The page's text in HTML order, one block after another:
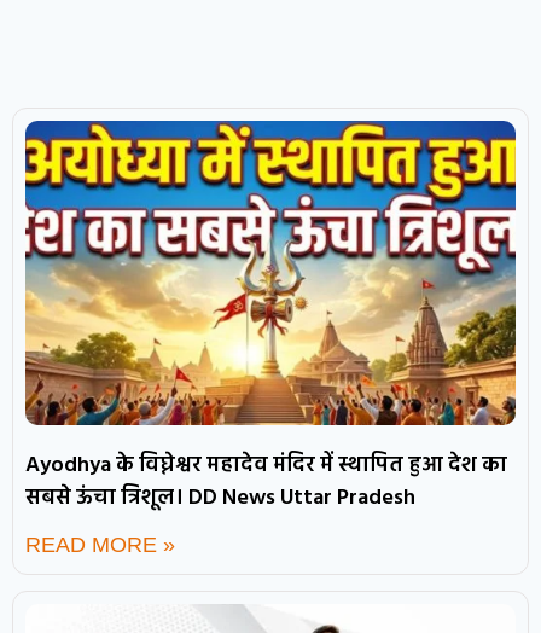
Ayodhya के विघ्नेश्वर महादेव मंदिर में स्थापित हुआ देश का
सबसे ऊंचा त्रिशूल। DD News Uttar Pradesh
READ MORE »